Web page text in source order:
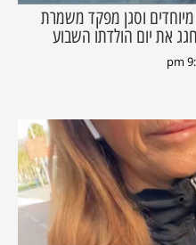
מיוחדים וסגן מפקד משמרת
את יום הולדתו השבוע